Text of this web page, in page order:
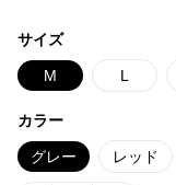
サイズ
M L
カラー
グレー レッド